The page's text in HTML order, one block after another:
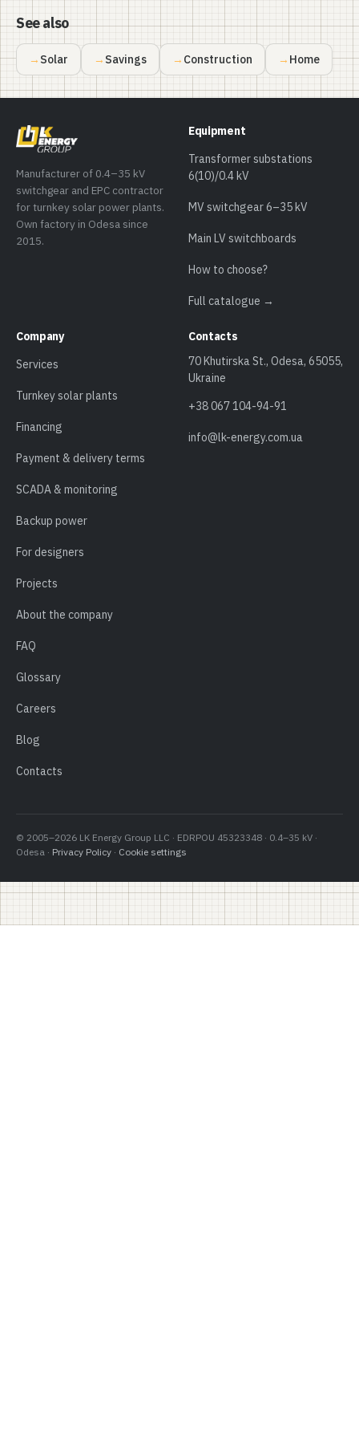
See also
Solar Savings Construction Home
Manufacturer of 0.4–35 kV
switchgear and EPC contractor
for turnkey solar power plants.
Own factory in Odesa since
2015.
Equipment
Transformer substations
6(10)/0.4 kV
MV switchgear 6–35 kV
Main LV switchboards
How to choose?
Full catalogue →
Company
Services
Turnkey solar plants
Financing
Payment & delivery terms
SCADA & monitoring
Backup power
For designers
Projects
About the company
FAQ
Glossary
Careers
Blog
Contacts
Contacts
70 Khutirska St., Odesa, 65055,
Ukraine
+38 067 104-94-91
info@lk-energy.com.ua
© 2005–2026 LK Energy Group LLC · EDRPOU 45323348 · 0.4–35 kV ·
Odesa · Privacy Policy · Cookie settings